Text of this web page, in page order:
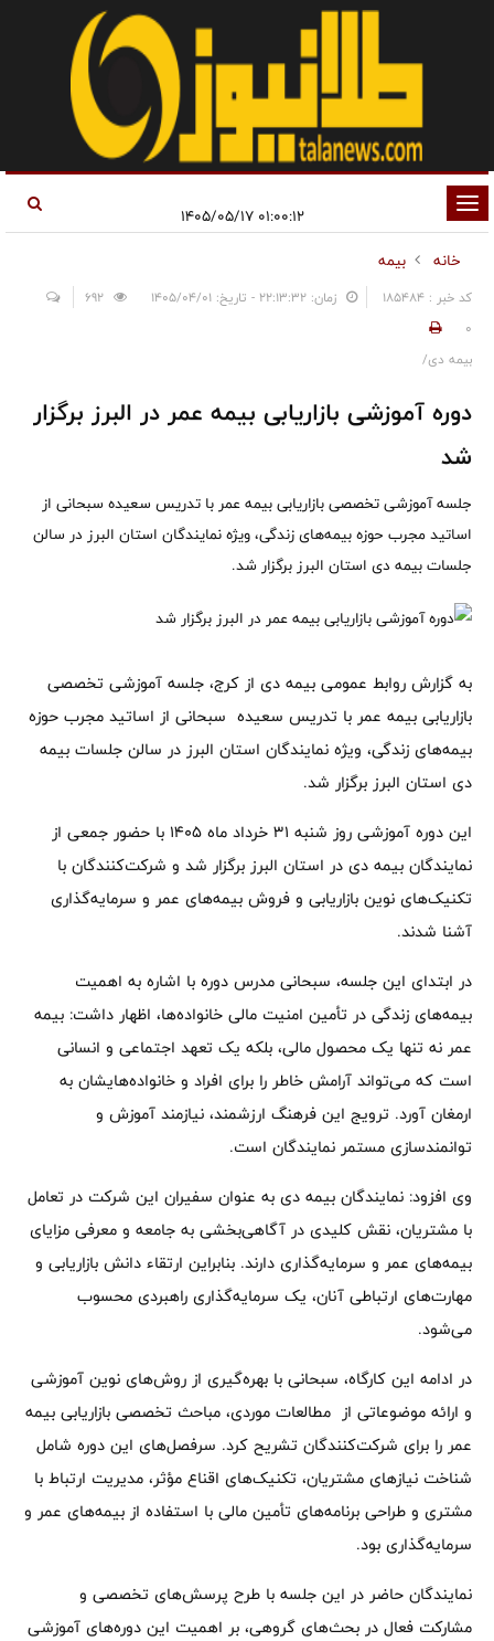
تغییر
وضعیت
ناوبری
۰۱:۰۰:۱۲ ۱۴۰۵/۰۵/۱۷
خانه
بیمه
کد خبر : 185484 زمان: ۲۲:۱۳:۳۲ - تاریخ: ۱۴۰۵/۰۴/۰۱
0
بیمه دی/
دوره آموزشی بازاریابی بیمه عمر در البرز برگزار
شد
جلسه آموزشی تخصصی بازاریابی بیمه عمر با تدریس سعیده سبحانی از
اساتید مجرب حوزه بیمه‌های زندگی، ویژه نمایندگان استان البرز در سالن
جلسات بیمه دی استان البرز برگزار شد.
به گزارش روابط عمومی بیمه دی از کرج، جلسه آموزشی تخصصی
بازاریابی بیمه عمر با تدریس سعیده سبحانی از اساتید مجرب حوزه
بیمه‌های زندگی، ویژه نمایندگان استان البرز در سالن جلسات بیمه
دی استان البرز برگزار شد.
این دوره آموزشی روز شنبه ۳۱ خرداد ماه ۱۴۰۵ با حضور جمعی از
نمایندگان بیمه دی در استان البرز برگزار شد و شرکت‌کنندگان با
تکنیک‌های نوین بازاریابی و فروش بیمه‌های عمر و سرمایه‌گذاری
آشنا شدند.
در ابتدای این جلسه، سبحانی مدرس دوره با اشاره به اهمیت
بیمه‌های زندگی در تأمین امنیت مالی خانواده‌ها، اظهار داشت: بیمه
عمر نه تنها یک محصول مالی، بلکه یک تعهد اجتماعی و انسانی
است که می‌تواند آرامش خاطر را برای افراد و خانواده‌هایشان به
ارمغان آورد. ترویج این فرهنگ ارزشمند، نیازمند آموزش و
توانمندسازی مستمر نمایندگان است.
وی افزود: نمایندگان بیمه دی به عنوان سفیران این شرکت در تعامل
با مشتریان، نقش کلیدی در آگاهی‌بخشی به جامعه و معرفی مزایای
بیمه‌های عمر و سرمایه‌گذاری دارند. بنابراین ارتقاء دانش بازاریابی و
مهارت‌های ارتباطی آنان، یک سرمایه‌گذاری راهبردی محسوب
می‌شود.
در ادامه این کارگاه، سبحانی با بهره‌گیری از روش‌های نوین آموزشی
و ارائه موضوعاتی از مطالعات موردی، مباحث تخصصی بازاریابی بیمه
عمر را برای شرکت‌کنندگان تشریح کرد. سرفصل‌های این دوره شامل
شناخت نیازهای مشتریان، تکنیک‌های اقناع مؤثر، مدیریت ارتباط با
مشتری و طراحی برنامه‌های تأمین مالی با استفاده از بیمه‌های عمر و
سرمایه‌گذاری بود.
نمایندگان حاضر در این جلسه با طرح پرسش‌های تخصصی و
مشارکت فعال در بحث‌های گروهی، بر اهمیت این دوره‌های آموزشی